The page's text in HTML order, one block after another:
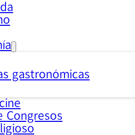
gastronómicas
Congresos